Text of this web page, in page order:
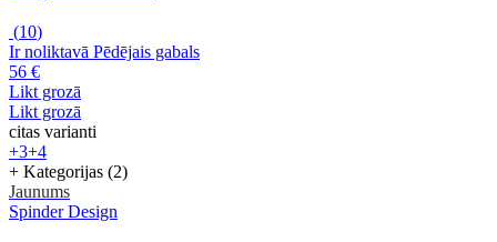
(10)
Ir noliktavā Pēdējais gabals
56 €
Likt grozā
Likt grozā
citas varianti
+3+4
+ Kategorijas (2)
Jaunums
Spinder Design